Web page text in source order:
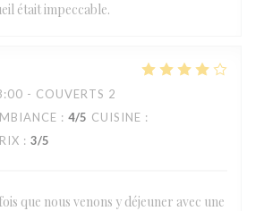
était impeccable.
- COUVERTS 2
: 4/5 CUISINE :
: 3/5
que nous venons y déjeuner avec une